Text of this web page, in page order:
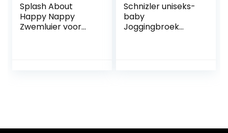
Splash About
Happy Nappy
Zwemluier voor
Schnizler uniseks-
baby
Joggingbroek